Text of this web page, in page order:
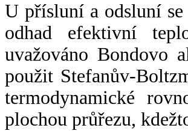
U přísluní a odsluní
odhad efektivní
uvažováno Bondovo
použit Stefanův-
termodynamické
plochou průřezu,